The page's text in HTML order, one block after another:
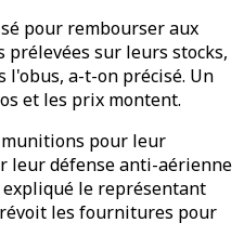
pour rembourser aux
sur leurs stocks,
l'obus, a-t-on précisé. Un
et les prix montent.
pour leur
leur défense anti-aérienne
le représentant
les fournitures pour